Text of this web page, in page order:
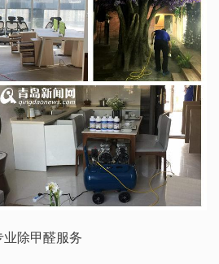
业除甲醛服务